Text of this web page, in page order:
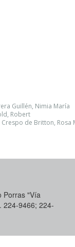
Guillén, Nimia María
Robert
de Britton, Rosa
Porras "Vía
224-9466; 224-